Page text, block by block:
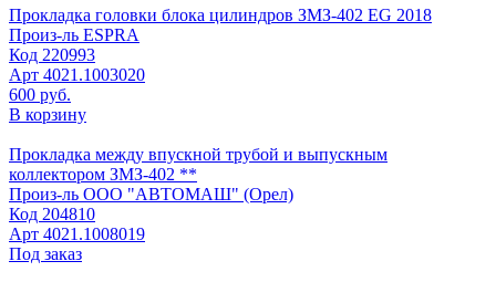
Прокладка головки блока цилиндров ЗМЗ-402 EG 2018
Произ-ль ESPRA
Код 220993
Арт 4021.1003020
600 руб.
В корзину
Прокладка между впускной трубой и выпускным
коллектором ЗМЗ-402 **
Произ-ль ООО "АВТОМАШ" (Орел)
Код 204810
Арт 4021.1008019
Под заказ